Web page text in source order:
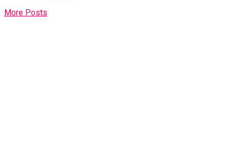
More Posts